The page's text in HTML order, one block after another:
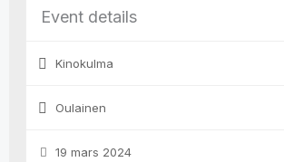
Event details
Kinokulma
Oulainen
19 mars 2024